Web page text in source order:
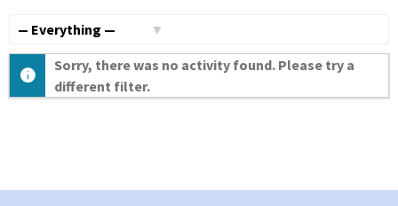
Member
Activities
Sorry, there was no activity found. Please try a
different filter.